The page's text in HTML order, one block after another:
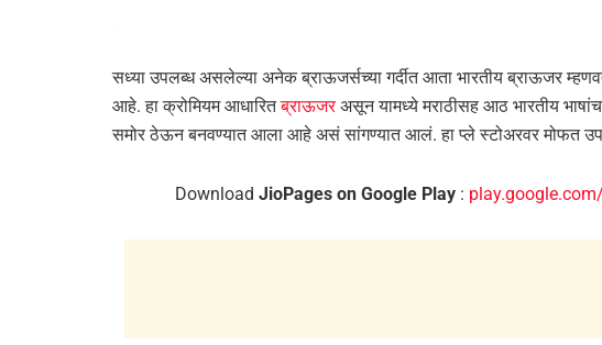
सध्या उपलब्ध असलेल्या अनेक ब्राऊजर्सच्या गर्दीत आता भारतीय ब्राऊजर
आहे. हा क्रोमियम आधारितब्राऊजरअसून यामध्ये मराठीसह आठ भारतीय
समोर ठेऊन बनवण्यात आला आहे असं सांगण्यात आलं. हा प्ले स्टोअरवर मोफत
Download JioPages on Google Play :